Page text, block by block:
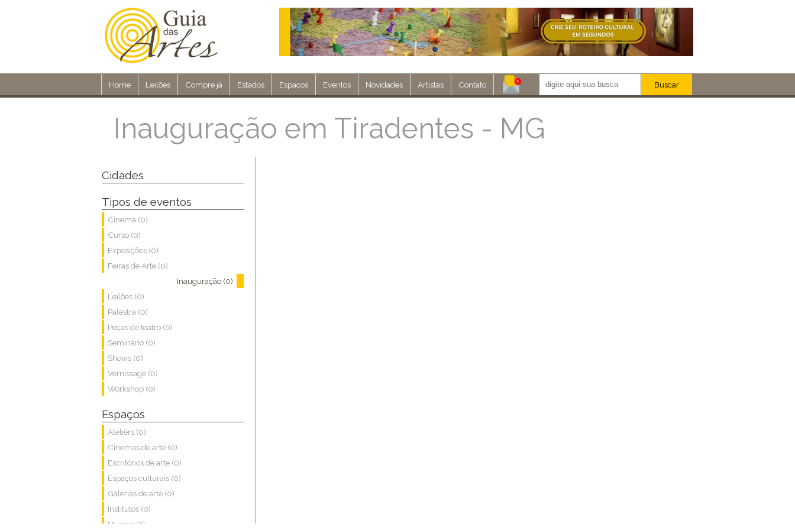
Home Leilões Compre já Estados Espacos Eventos Novidades Artistas Contato Buscar
Inauguração em Tiradentes - MG
Cidades
Tipos de eventos
Cinema (0)
Curso (0)
Exposições (0)
Feiras de Arte (0)
Inauguração (0)
Leilões (0)
Palestra (0)
Peças de teatro (0)
Seminário (0)
Shows (0)
Vernissage (0)
Workshop (0)
Espaços
Ateliêrs (0)
Cinemas de arte (0)
Escritórios de arte (0)
Espaços culturais (0)
Galerias de arte (0)
Institutos (0)
Museus (2)